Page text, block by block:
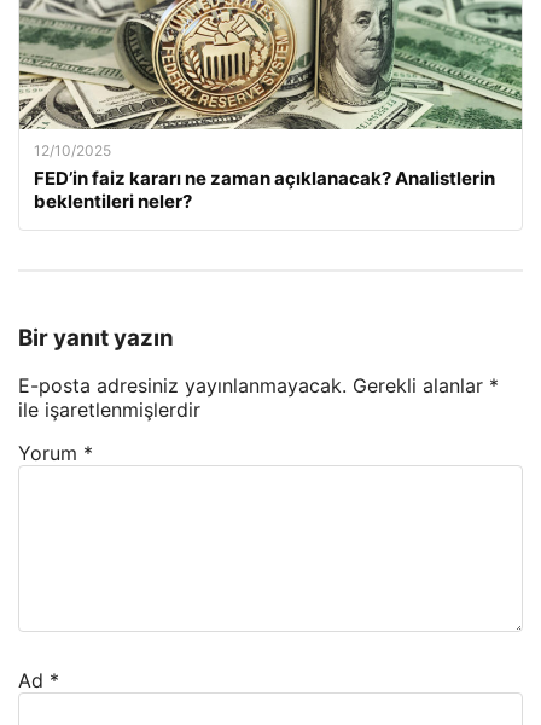
12/10/2025
FED’in faiz kararı ne zaman açıklanacak? Analistlerin
beklentileri neler?
Bir yanıt yazın
E-posta adresiniz yayınlanmayacak. Gerekli alanlar *
ile işaretlenmişlerdir
Yorum *
Ad *